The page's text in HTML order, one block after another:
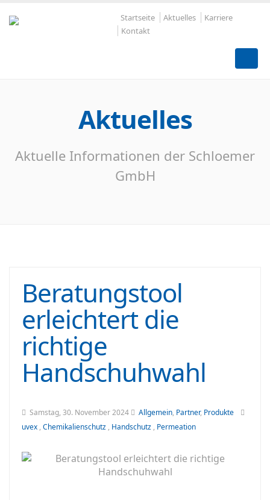
Startseite Aktuelles
Karriere
Kontakt
Aktuelles
Aktuelle Informationen der Schloemer
GmbH
Beratungstool
erleichtert die
richtige
Handschuhwahl
Samstag, 30. November 2024 Allgemein, Partner, Produkte
uvex , Chemikalienschutz , Handschutz , Permeation